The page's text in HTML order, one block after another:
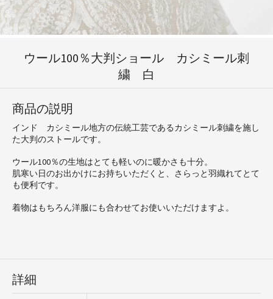
ウール100％大判ショール カシミール刺
繍 白
商品の説明
インド カシミール地方の伝統工芸であるカシミール刺繍を施し
た大判のストールです。
ウール100％の生地はとても軽いのに暖かさも十分。
肌寒い日のお出かけにお持ちいただくと、さらっと羽織れてとて
も便利です。
着物はもちろん洋服にも合わせてお使いいただけますよ。
詳細